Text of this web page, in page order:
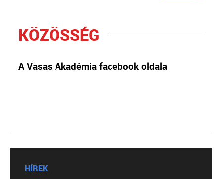
KÖZÖSSÉG
A Vasas Akadémia facebook oldala
HÍREK